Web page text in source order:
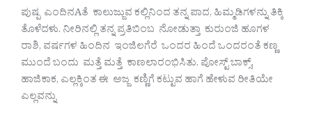
ಪುಷ್ಪ ಎಂದಿನAತೆ ಕಾಲುಜ್ಜುವ ಕಲ್ಲಿನಿಂದ ತನ್ನ ಪಾದ, ಹಿಮ್ಮಡಿಗಳನ್ನು ತಿಕ್ಕಿ
ತೊಳೆದಳು. ನೀರಿನಲ್ಲಿ ತನ್ನ ಪ್ರತಿಬಿಂಬ ನೋಡುತ್ತಾ ಕುರುಂಜಿ ಹೂಗಳ
ರಾಶಿ, ವರ್ಷಗಳ ಹಿಂದಿನ ಇಂಜಿಲಗೆರೆ ಒಂದರ ಹಿಂದೆ ಒಂದರಂತೆ ಕಣ್ಣ
ಮುಂದೆ ಬಂದು ಮತ್ತೆ ಮತ್ತೆ ಕಾಣಲಾರಂಭಿಸಿತು. ಪೋಸ್ಟ್ ಬಾಕ್ಸ್,
ಹಾಜಿಕಾಕ, ಎಲ್ಲಕ್ಕಿಂತ ಈ ಅಜ್ಜ ಕಣ್ಣಿಗೆ ಕಟ್ಟುವ ಹಾಗೆ ಹೇಳುವ ರೀತಿಯೇ
ಎಲ್ಲವನ್ನು